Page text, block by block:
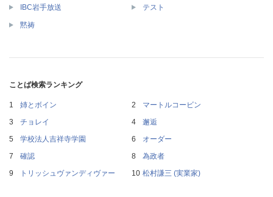
IBC岩手放送 テスト
黙祷
ことば検索ランキング
姉とボイン
マートルコービン
チョレイ
邂逅
学校法人吉祥寺学園
オーダー
確認
為政者
トリッシュヴァンディヴァー
松村謙三 (実業家)